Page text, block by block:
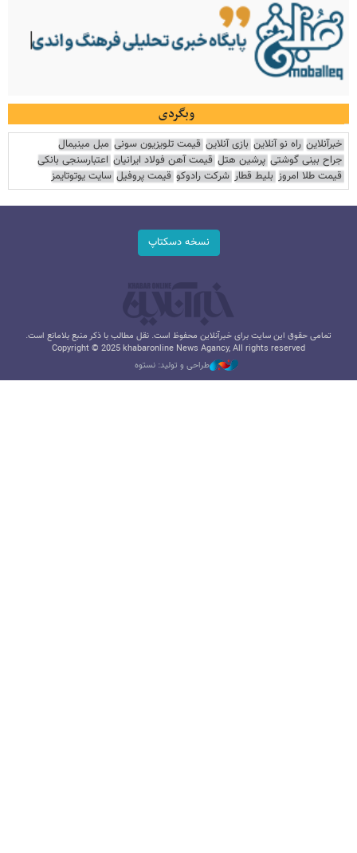
وبگردی
خبرآنلاین راه نو آنلاین بازی آنلاین قیمت تلویزیون سونی مبل مینیمال
جراح بینی گوشتی پرشین هتل قیمت آهن فولاد ایرانیان اعتبارسنجی بانکی
قیمت طلا امروز بلیط قطار شرکت رادوکو قیمت پروفیل سایت یوتوتایمز
نسخه دسکتاپ
تمامی حقوق این سایت برای خبرآنلاین محفوظ است. نقل مطالب با ذکر منبع بلامانع است.
Copyright © 2025 khabaronline News Agancy, All rights reserved
طراحی و تولید: نستوه